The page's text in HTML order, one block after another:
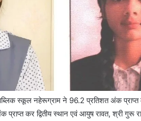
पब्लिक स्कूल नहेरूग्राम ने 96.2 प्रतिशत अंक
प्राप्त कर द्वितीय स्थान एवं आयुष रावत, श्री